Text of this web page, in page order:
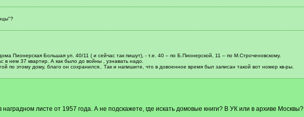
Пионерская Большая ул. 40/11 ( и сейчас так пишут), - т.е. 40 – по Б.Пионерской, 11 – по М.Строченовскому.
в нем 37 квартир. А как было до войны , узнавать надо.
по этому дому, благо он сохранился.. Так и напишите, что в довоенное время был записан такой вот номер кв-ры.
листе от 1957 года. А не подскажете, где искать домовые книги? В УК или в архиве Москвы?